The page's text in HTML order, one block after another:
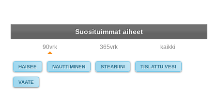
Suosituimmat aiheet
90vrk 365vrk kaikki
HAISEE NAUTTIMINEN STEARIINI TISLATTU VESI
VAATE